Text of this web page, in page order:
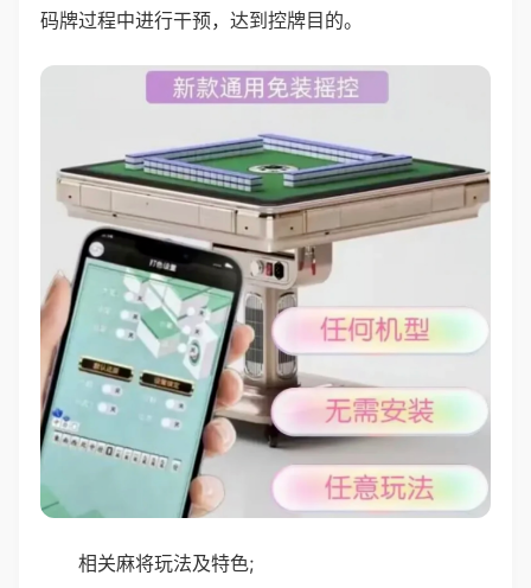
码牌过程中进行干预，达到控牌目的。
相关麻将玩法及特色;